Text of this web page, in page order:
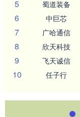
5 蜀道装备
6 中巨芯
7 广哈通信
8 欣天科技
9 飞天诚信
10 任子行